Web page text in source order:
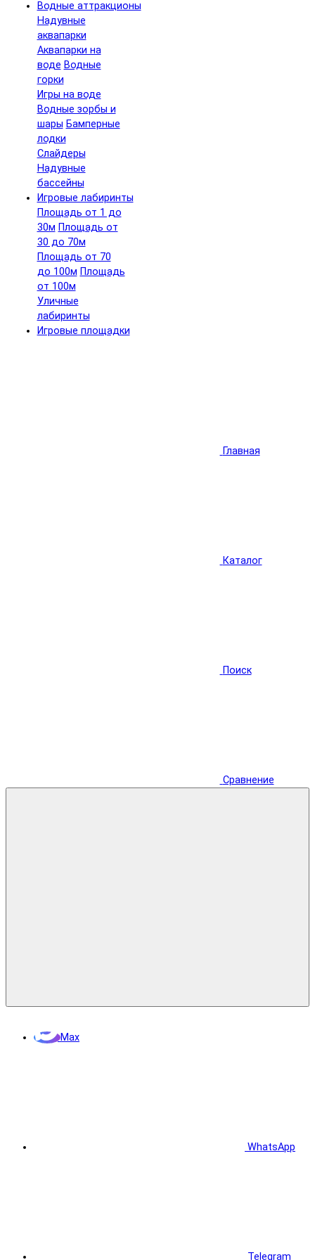
Водные аттракционы
Надувные
аквапарки
Аквапарки на
воде Водные
горки
Игры на воде
Водные зорбы и
шары Бамперные
лодки
Слайдеры
Надувные
бассейны
Игровые лабиринты
Площадь от 1 до
30м Площадь от
30 до 70м
Площадь от 70
до 100м Площадь
от 100м
Уличные
лабиринты
Игровые площадки
Главная
Каталог
Поиск
Сравнение
Max
WhatsApp
Telegram